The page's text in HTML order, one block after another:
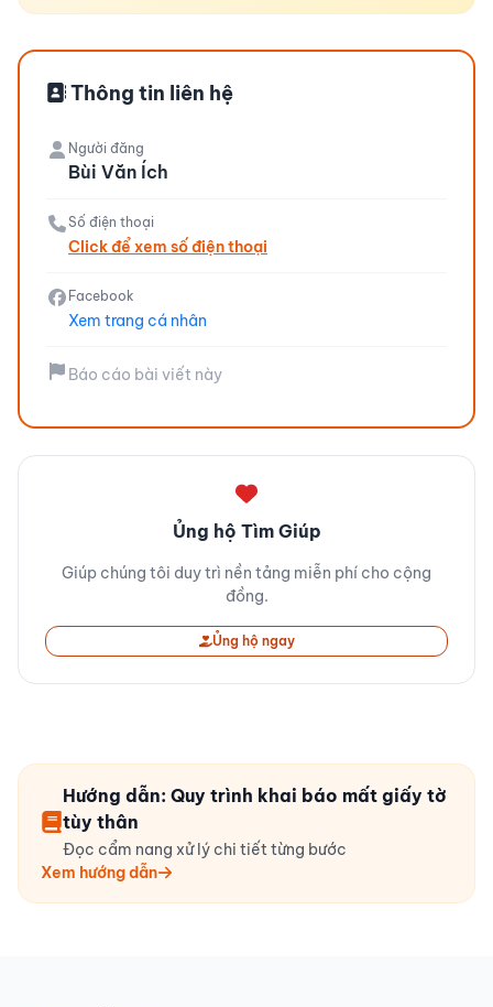
Thông tin liên hệ
Người đăng
Bùi Văn Ích
Số điện thoại
Click để xem số điện thoại
Facebook
Xem trang cá nhân
Báo cáo bài viết này
Ủng hộ Tìm Giúp
Giúp chúng tôi duy trì nền tảng miễn phí cho cộng
đồng.
Ủng hộ ngay
Hướng dẫn: Quy trình khai báo mất giấy tờ
tùy thân
Đọc cẩm nang xử lý chi tiết từng bước
Xem hướng dẫn